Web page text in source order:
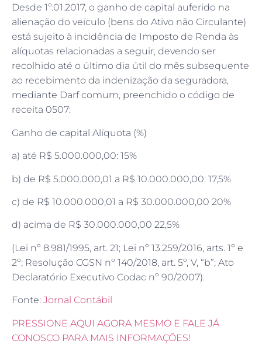
Desde 1º.01.2017, o ganho de capital auferido na
alienação do veículo (bens do Ativo não Circulante)
está sujeito à incidência de Imposto de Renda às
alíquotas relacionadas a seguir, devendo ser
recolhido até o último dia útil do mês subsequente
ao recebimento da indenização da seguradora,
mediante Darf comum, preenchido o código de
receita 0507:
Ganho de capital Alíquota (%)
a) até R$ 5.000.000,00: 15%
b) de R$ 5.000.000,01 a R$ 10.000.000,00: 17,5%
c) de R$ 10.000.000,01 a R$ 30.000.000,00 20%
d) acima de R$ 30.000.000,00 22,5%
(Lei nº 8.981/1995, art. 21; Lei nº 13.259/2016, arts. 1º e
2º; Resolução CGSN nº 140/2018, art. 5º, V, “b”; Ato
Declaratório Executivo Codac nº 90/2007).
Fonte: Jornal Contábil
PRESSIONE AQUI AGORA MESMO E FALE JÁ
CONOSCO PARA MAIS INFORMAÇÕES!